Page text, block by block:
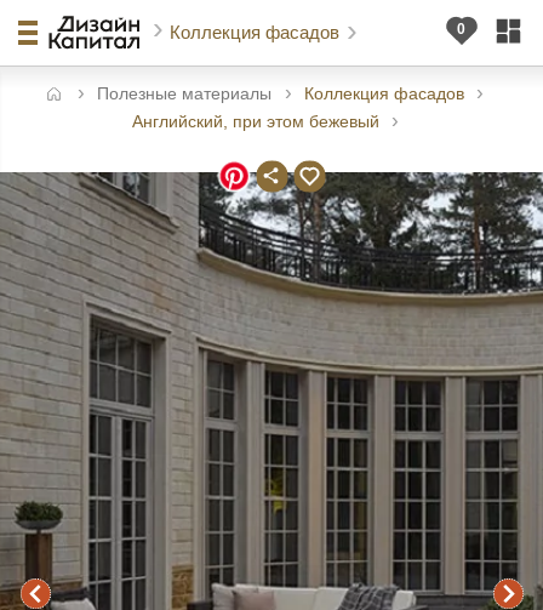
Коллекция фасадов
Полезные материалы
Коллекция фасадов
Английский, при этом бежевый